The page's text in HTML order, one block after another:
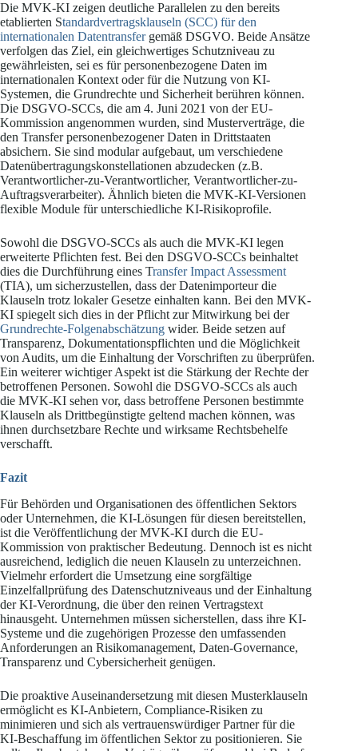
Die MVK-KI zeigen deutliche Parallelen zu den bereits
etablierten Standardvertragsklauseln (SCC) für den
internationalen Datentransfer gemäß DSGVO. Beide Ansätze
verfolgen das Ziel, ein gleichwertiges Schutzniveau zu
gewährleisten, sei es für personenbezogene Daten im
internationalen Kontext oder für die Nutzung von KI-
Systemen, die Grundrechte und Sicherheit berühren können.
Die DSGVO-SCCs, die am 4. Juni 2021 von der EU-
Kommission angenommen wurden, sind Musterverträge, die
den Transfer personenbezogener Daten in Drittstaaten
absichern. Sie sind modular aufgebaut, um verschiedene
Datenübertragungskonstellationen abzudecken (z.B.
Verantwortlicher-zu-Verantwortlicher, Verantwortlicher-zu-
Auftragsverarbeiter). Ähnlich bieten die MVK-KI-Versionen
flexible Module für unterschiedliche KI-Risikoprofile.
Sowohl die DSGVO-SCCs als auch die MVK-KI legen
erweiterte Pflichten fest. Bei den DSGVO-SCCs beinhaltet
dies die Durchführung eines Transfer Impact Assessment
(TIA), um sicherzustellen, dass der Datenimporteur die
Klauseln trotz lokaler Gesetze einhalten kann. Bei den MVK-
KI spiegelt sich dies in der Pflicht zur Mitwirkung bei der
Grundrechte-Folgenabschätzung wider. Beide setzen auf
Transparenz, Dokumentationspflichten und die Möglichkeit
von Audits, um die Einhaltung der Vorschriften zu überprüfen.
Ein weiterer wichtiger Aspekt ist die Stärkung der Rechte der
betroffenen Personen. Sowohl die DSGVO-SCCs als auch
die MVK-KI sehen vor, dass betroffene Personen bestimmte
Klauseln als Drittbegünstigte geltend machen können, was
ihnen durchsetzbare Rechte und wirksame Rechtsbehelfe
verschafft.
Fazit
Für Behörden und Organisationen des öffentlichen Sektors
oder Unternehmen, die KI-Lösungen für diesen bereitstellen,
ist die Veröffentlichung der MVK-KI durch die EU-
Kommission von praktischer Bedeutung. Dennoch ist es nicht
ausreichend, lediglich die neuen Klauseln zu unterzeichnen.
Vielmehr erfordert die Umsetzung eine sorgfältige
Einzelfallprüfung des Datenschutzniveaus und der Einhaltung
der KI-Verordnung, die über den reinen Vertragstext
hinausgeht. Unternehmen müssen sicherstellen, dass ihre KI-
Systeme und die zugehörigen Prozesse den umfassenden
Anforderungen an Risikomanagement, Daten-Governance,
Transparenz und Cybersicherheit genügen.
Die proaktive Auseinandersetzung mit diesen Musterklauseln
ermöglicht es KI-Anbietern, Compliance-Risiken zu
minimieren und sich als vertrauenswürdiger Partner für die
KI-Beschaffung im öffentlichen Sektor zu positionieren. Sie